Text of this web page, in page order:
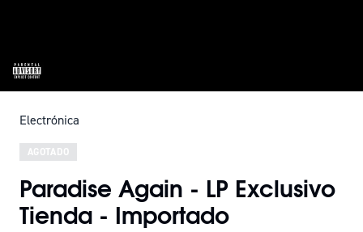
Electrónica
AGOTADO
Paradise Again - LP Exclusivo
Tienda - Importado